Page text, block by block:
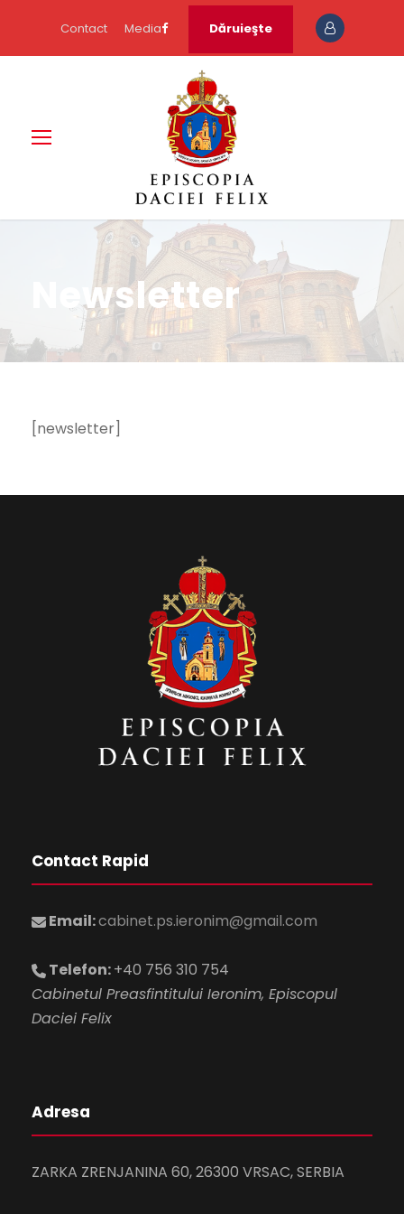
Contact Media Dăruieşte
Newsletter
[newsletter]
Contact Rapid
Email:cabinet.ps.ieronim@gmail.com
Telefon:+40 756 310 754
Cabinetul Preasfintitului Ieronim, Episcopul
Daciei Felix
Adresa
ZARKA ZRENJANINA 60, 26300 VRSAC, SERBIA